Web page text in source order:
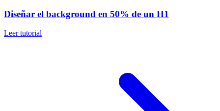
Diseñar el background en 50% de un H1
Leer tutorial